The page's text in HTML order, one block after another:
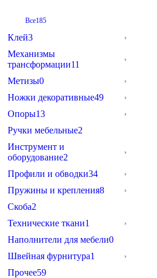
Все185
Клей3
Механизмы
трансформации11
Метизы0
Ножки декоративные49
Опоры13
Ручки мебельные2
Инструмент и
оборудование2
Профили и обводки34
Пружины и крепления8
Скоба2
Технические ткани1
Наполнители для мебели0
Швейная фурнитура1
Прочее59